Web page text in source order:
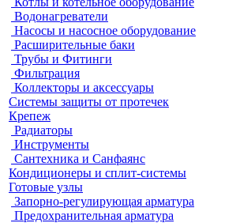
Водонагреватели
Насосы и насосное оборудование
Расширительные баки
Трубы и Фитинги
Фильтрация
Коллекторы и аксессуары
Системы защиты от протечек
Крепеж
Радиаторы
Инструменты
Сантехника и Санфаянс
Кондиционеры и сплит-системы
Готовые узлы
Запорно-регулирующая арматура
Предохранительная арматура